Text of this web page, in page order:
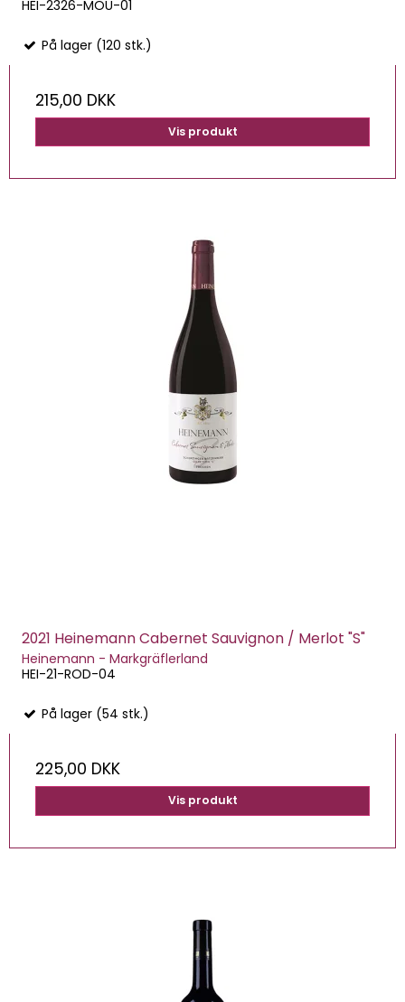
HEI-2326-MOU-01
På lager (120 stk.)
215,00 DKK
Vis produkt
2021 Heinemann Cabernet Sauvignon / Merlot "S"
Heinemann - Markgräflerland
HEI-21-ROD-04
På lager (54 stk.)
225,00 DKK
Vis produkt